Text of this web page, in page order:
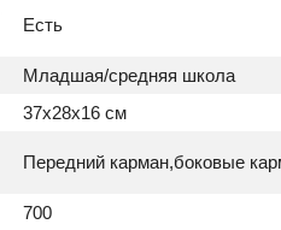
Есть
Младшая/средняя школа
37x28x16 см
Передний карман,боковые
700